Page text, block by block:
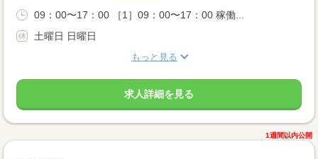
09：00〜17：00 ［1］09：00〜17：00 稼働...
土曜日 日曜日
もっと見る
求人詳細を見る
1週間以内公開